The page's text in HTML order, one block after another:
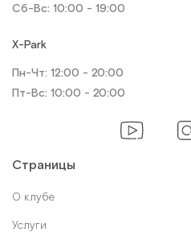
Сб-Вс: 10:00 - 19:00
X-Park
Пн-Чт: 12:00 - 20:00
Пт-Вс: 10:00 - 20:00
Страницы
О клубе
Услуги